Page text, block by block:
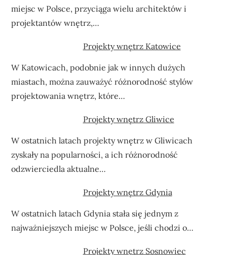
miejsc w Polsce, przyciąga wielu architektów i
projektantów wnętrz,…
Projekty wnętrz Katowice
W Katowicach, podobnie jak w innych dużych
miastach, można zauważyć różnorodność stylów
projektowania wnętrz, które…
Projekty wnętrz Gliwice
W ostatnich latach projekty wnętrz w Gliwicach
zyskały na popularności, a ich różnorodność
odzwierciedla aktualne…
Projekty wnętrz Gdynia
W ostatnich latach Gdynia stała się jednym z
najważniejszych miejsc w Polsce, jeśli chodzi o…
Projekty wnętrz Sosnowiec